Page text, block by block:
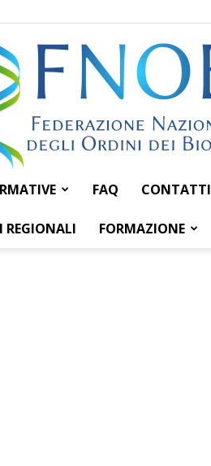
Federazione
FAQ CONTATTI
REGIONALI FORMAZIONE